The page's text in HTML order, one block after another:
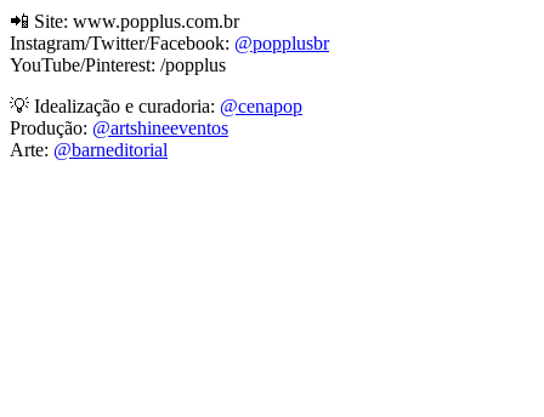
📲 Site: www.popplus.com.br
Instagram/Twitter/Facebook: @popplusbr
YouTube/Pinterest: /popplus
💡 Idealização e curadoria: @cenapop
Produção: @artshineeventos
Arte: @barneditorial